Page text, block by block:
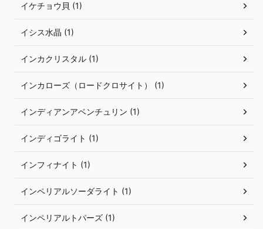
イケチョウ貝 (1)
イシス水晶 (1)
インカクリスタル (1)
インカローズ（ロードクロサイト） (1)
インディアンアベンチュリン (1)
インディゴライト (1)
インフィナイト (1)
インペリアルソーダライト (1)
インペリアルトパーズ (1)